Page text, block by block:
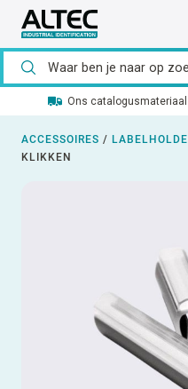
Ons
ACCESSOIRES /
KLIKKEN